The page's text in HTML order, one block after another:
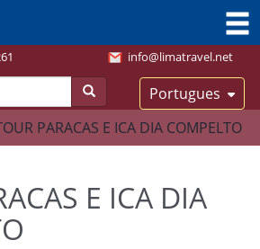
info@limatravel.net
Portugues
PARACAS E ICA DIA COMPELTO
E ICA DIA